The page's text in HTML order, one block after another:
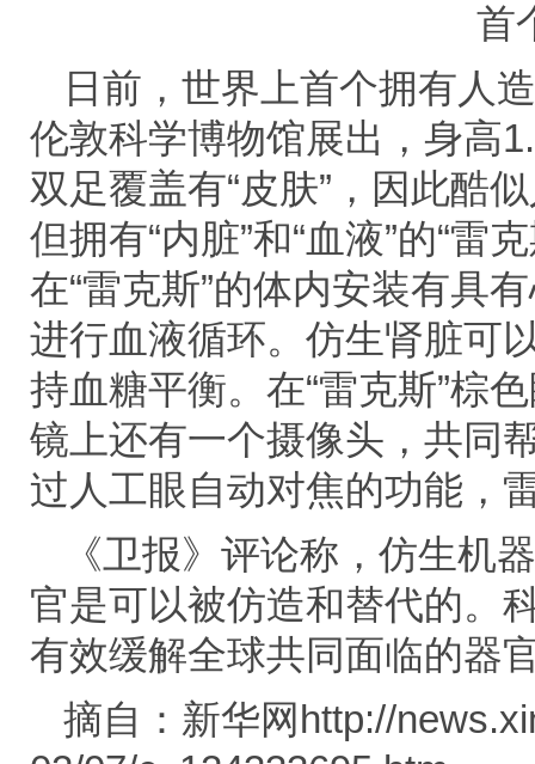
首
日前，世界上首个拥有人
伦敦科学博物馆展出，身高
双足覆盖有“皮肤”，因此酷
但拥有“内脏”和“血液”的“雷
在“雷克斯”的体内安装有具
进行血液循环。仿生肾脏可
持血糖平衡。在“雷克斯”棕
镜上还有一个摄像头，共同
过人工眼自动对焦的功能，
《卫报》评论称，仿生机
官是可以被仿造和替代的。
有效缓解全球共同面临的器
摘自：新华网 http://